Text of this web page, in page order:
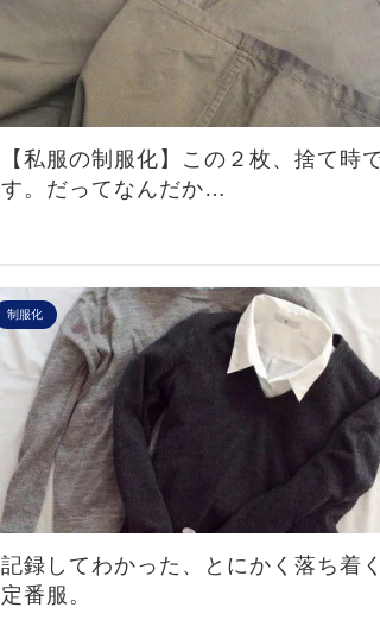
【私服の制服化】この２枚、捨て時
す。だってなんだか…
制服化
記録してわかった、とにかく落ち着く
定番服。